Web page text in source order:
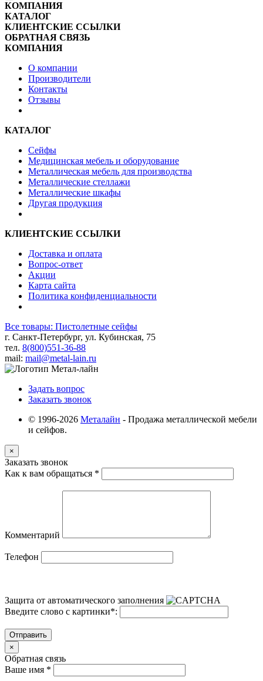
КОМПАНИЯ
КАТАЛОГ
КЛИЕНТСКИЕ ССЫЛКИ
ОБРАТНАЯ СВЯЗЬ
КОМПАНИЯ
О компании
Производители
Контакты
Отзывы
КАТАЛОГ
Сейфы
Медицинская мебель и оборудование
Металлическая мебель для производства
Металлические стеллажи
Металлические шкафы
Другая продукция
КЛИЕНТСКИЕ ССЫЛКИ
Доставка и оплата
Вопрос-ответ
Акции
Карта сайта
Политика конфиденциальности
Все товары: Пистолетные сейфы
г. Санкт-Петербург, ул. Кубинская, 75
тел. 8(800)551-36-88
mail: mail@metal-lain.ru
Задать вопрос
Заказать звонок
© 1996-2026 Металайн - Продажа металлической мебели
и сейфов.
×
Заказать звонок
Как к вам обращаться *
Комментарий
Телефон
Защита от автоматического заполнения
Введите слово с картинки*:
Отправить
×
Обратная связь
Ваше имя *